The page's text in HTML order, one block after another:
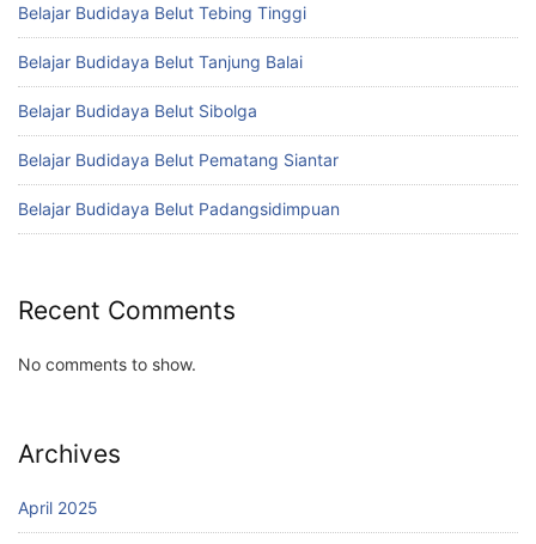
Belajar Budidaya Belut Tebing Tinggi
Belajar Budidaya Belut Tanjung Balai
Belajar Budidaya Belut Sibolga
Belajar Budidaya Belut Pematang Siantar
Belajar Budidaya Belut Padangsidimpuan
Recent Comments
No comments to show.
Archives
April 2025